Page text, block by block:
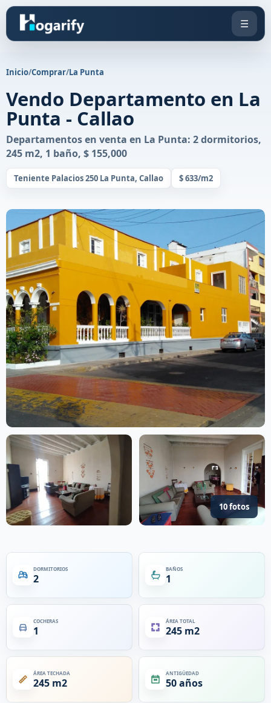
☰
Inicio/Comprar/La Punta
Vendo Departamento en La
Punta - Callao
Departamentos en venta en La Punta: 2 dormitorios,
245 m2, 1 baño, $ 155,000
Teniente Palacios 250 La Punta, Callao $ 633/m2
10 fotos
DORMITORIOS
2
BAÑOS
1
COCHERAS
1
ÁREA TOTAL
245 m2
ÁREA TECHADA
245 m2
ANTIGÜEDAD
50 años